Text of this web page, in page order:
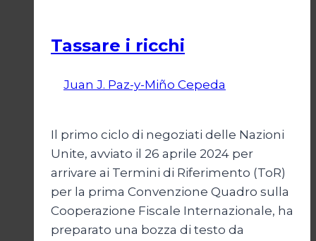
Tassare i ricchi
Juan J. Paz-y-Miño Cepeda
Il primo ciclo di negoziati delle Nazioni
Unite, avviato il 26 aprile 2024 per
arrivare ai Termini di Riferimento (ToR)
per la prima Convenzione Quadro sulla
Cooperazione Fiscale Internazionale, ha
preparato una bozza di testo da